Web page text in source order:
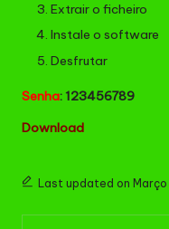
Extrair o ficheiro
Instale o software
Desfrutar
Senha: 123456789
Download
Last updated on